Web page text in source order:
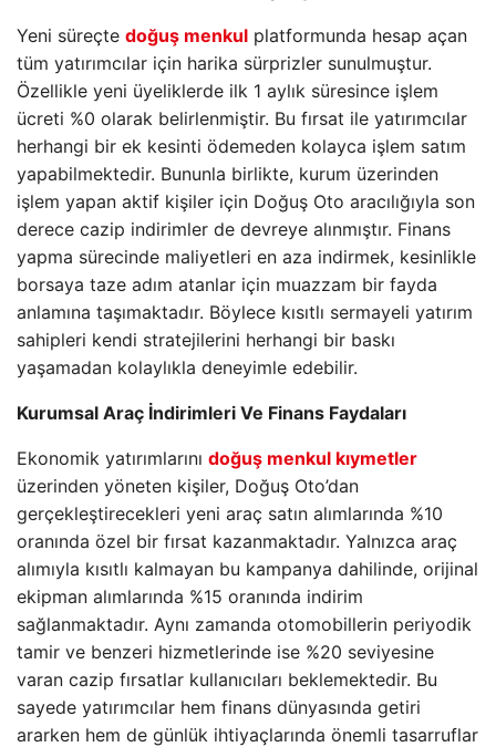
Yeni süreçte doğuş menkul platformunda hesap açan
tüm yatırımcılar için harika sürprizler sunulmuştur.
Özellikle yeni üyeliklerde ilk 1 aylık süresince işlem
ücreti %0 olarak belirlenmiştir. Bu fırsat ile yatırımcılar
herhangi bir ek kesinti ödemeden kolayca işlem satım
yapabilmektedir. Bununla birlikte, kurum üzerinden
işlem yapan aktif kişiler için Doğuş Oto aracılığıyla son
derece cazip indirimler de devreye alınmıştır. Finans
yapma sürecinde maliyetleri en aza indirmek, kesinlikle
borsaya taze adım atanlar için muazzam bir fayda
anlamına taşımaktadır. Böylece kısıtlı sermayeli yatırım
sahipleri kendi stratejilerini herhangi bir baskı
yaşamadan kolaylıkla deneyimle edebilir.
Kurumsal Araç İndirimleri Ve Finans Faydaları
Ekonomik yatırımlarını doğuş menkul kıymetler
üzerinden yöneten kişiler, Doğuş Oto’dan
gerçekleştirecekleri yeni araç satın alımlarında %10
oranında özel bir fırsat kazanmaktadır. Yalnızca araç
alımıyla kısıtlı kalmayan bu kampanya dahilinde, orijinal
ekipman alımlarında %15 oranında indirim
sağlanmaktadır. Aynı zamanda otomobillerin periyodik
tamir ve benzeri hizmetlerinde ise %20 seviyesine
varan cazip fırsatlar kullanıcıları beklemektedir. Bu
sayede yatırımcılar hem finans dünyasında getiri
ararken hem de günlük ihtiyaçlarında önemli tasarruflar